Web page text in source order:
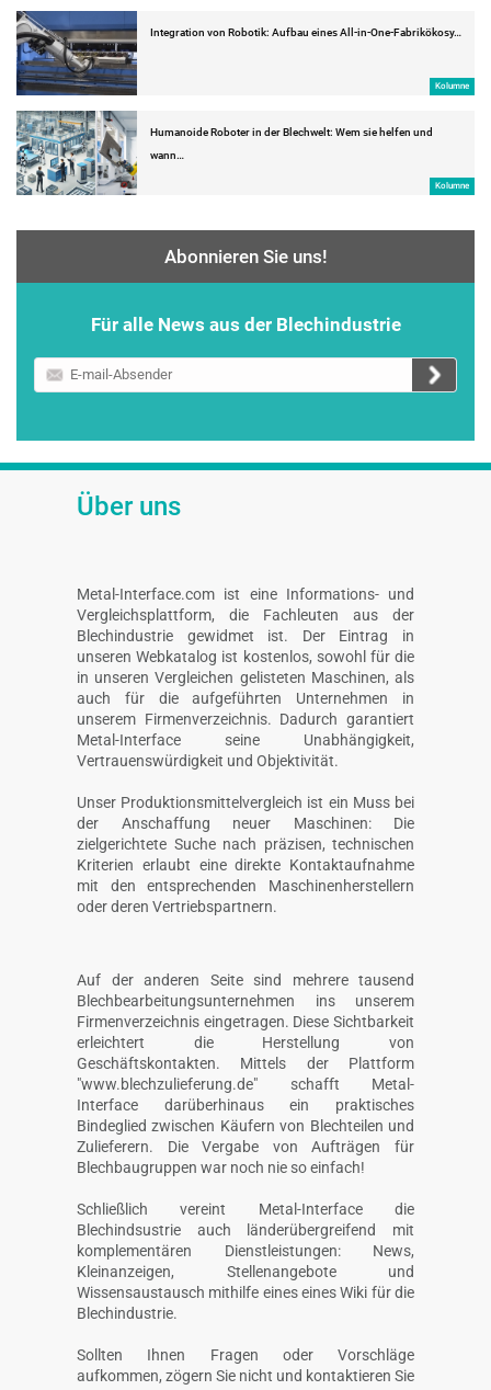
Integration von Robotik: Aufbau eines All-in-One-Fabrikökosy…
Kolumne
Humanoide Roboter in der Blechwelt: Wem sie helfen und
wann…
Kolumne
Abonnieren Sie uns!
Für alle News aus der Blechindustrie
E-
mail-
Über uns
Metal-Interface.com ist eine Informations- und
Vergleichsplattform, die Fachleuten aus der
Blechindustrie gewidmet ist. Der Eintrag in
unseren Webkatalog ist kostenlos, sowohl für die
in unseren Vergleichen gelisteten Maschinen, als
auch für die aufgeführten Unternehmen in
unserem Firmenverzeichnis. Dadurch garantiert
Metal-Interface seine Unabhängigkeit,
Vertrauenswürdigkeit und Objektivität.
Unser Produktionsmittelvergleich ist ein Muss bei
der Anschaffung neuer Maschinen: Die
zielgerichtete Suche nach präzisen, technischen
Kriterien erlaubt eine direkte Kontaktaufnahme
mit den entsprechenden Maschinenherstellern
oder deren Vertriebspartnern.
Auf der anderen Seite sind mehrere tausend
Blechbearbeitungsunternehmen ins unserem
Firmenverzeichnis eingetragen. Diese Sichtbarkeit
erleichtert die Herstellung von
Geschäftskontakten. Mittels der Plattform
"www.blechzulieferung.de" schafft Metal-
Interface darüberhinaus ein praktisches
Bindeglied zwischen Käufern von Blechteilen und
Zulieferern. Die Vergabe von Aufträgen für
Blechbaugruppen war noch nie so einfach!
Schließlich vereint Metal-Interface die
Blechindsustrie auch länderübergreifend mit
komplementären Dienstleistungen: News,
Kleinanzeigen, Stellenangebote und
Wissensaustausch mithilfe eines eines Wiki für die
Blechindustrie.
Sollten Ihnen Fragen oder Vorschläge
aufkommen, zögern Sie nicht und kontaktieren Sie